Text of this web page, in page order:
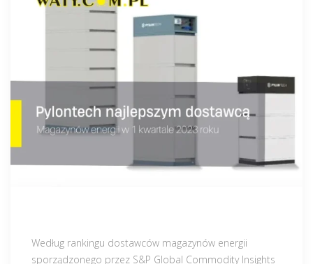
Według rankingu dostawców magazynów energii
sporządzonego przez S&P Global Commodity Insights